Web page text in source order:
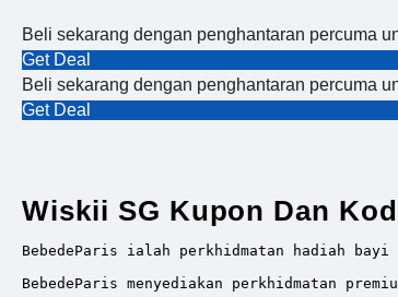
Beli sekarang dengan penghantaran percuma
Get Deal
Beli sekarang dengan penghantaran percuma
Get Deal
Wiskii SG Kupon Dan
BebedeParis ialah perkhidmatan hadiah
BebedeParis menyediakan perkhidmatan